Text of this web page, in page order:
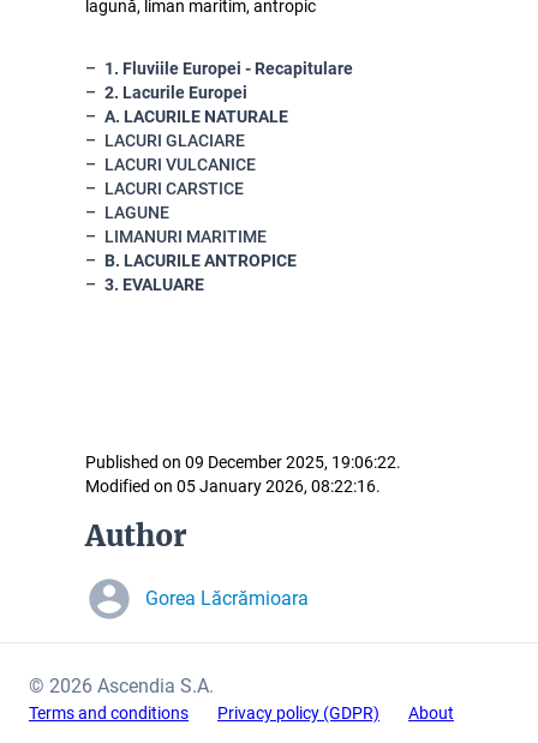
lagună, liman maritim, antropic
1. Fluviile Europei - Recapitulare
2. Lacurile Europei
A. LACURILE NATURALE
LACURI GLACIARE
LACURI VULCANICE
LACURI CARSTICE
LAGUNE
LIMANURI MARITIME
B. LACURILE ANTROPICE
3. EVALUARE
Published on 09 December 2025, 19:06:22.
Modified on 05 January 2026, 08:22:16.
Author
Gorea Lăcrămioara
© 2026 Ascendia S.A.
Terms and conditions Privacy policy (GDPR) About